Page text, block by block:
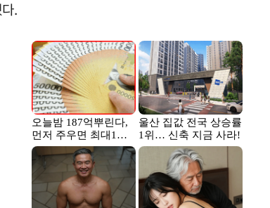
.